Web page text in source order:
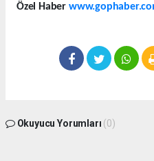
Özel Haber
Okuyucu Yorumları (0)